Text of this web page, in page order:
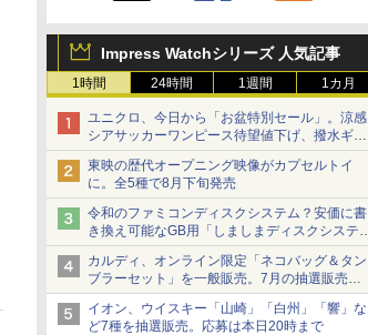
Impress Watchシリーズ 人気記事
1時間 24時間 1週間 1カ月
ユニクロ、今日から「お盆特別セール」。涼感
シアサッカーワンピース待望値下げ、撥水ギア
ショーツは1990円に
東映の歴代オープニング映像がカプセルトイ
に。全5種で8月下旬発売
令和のファミコンディスクシステム？安価に書
き換え可能なGB用「しましまディスクシステ
ム」
カルディ、オンライン限定「ネコバッグ＆タン
ブラーセット」を一般販売。7月の抽選販売の
当選無効分
イオン、ウイスキー「山崎」「白州」「響」な
ど7種を抽選販売。応募は本日20時まで